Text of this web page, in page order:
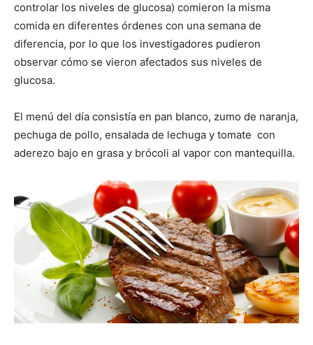
controlar los niveles de glucosa) comieron la misma
comida en diferentes órdenes con una semana de
diferencia, por lo que los investigadores pudieron
observar cómo se vieron afectados sus niveles de
glucosa.
El menú del día consistía en pan blanco, zumo de naranja,
pechuga de pollo, ensalada de lechuga y tomate con
aderezo bajo en grasa y brócoli al vapor con mantequilla.